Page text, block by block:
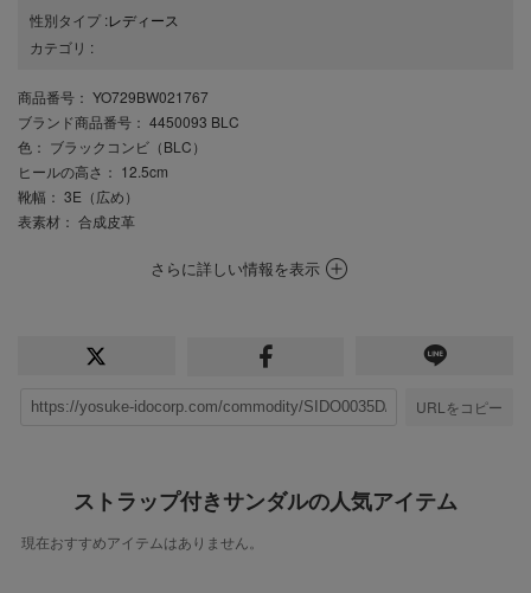
性別タイプ :レディース
カテゴリ :
商品番号 ： YO729BW021767
ブランド商品番号 ： 4450093 BLC
色 ： ブラックコンビ（BLC）
ヒールの高さ ： 12.5cm
靴幅 ： 3E（広め）
表素材 ： 合成皮革
さらに詳しい情報を表示
URLをコピー
ストラップ付きサンダルの人気アイテム
現在おすすめアイテムはありません。